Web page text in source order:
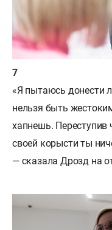
«Я пытаюсь донести
нельзя быть
хапнешь. Переступив
своей корысти ты
— сказала Дрозд на